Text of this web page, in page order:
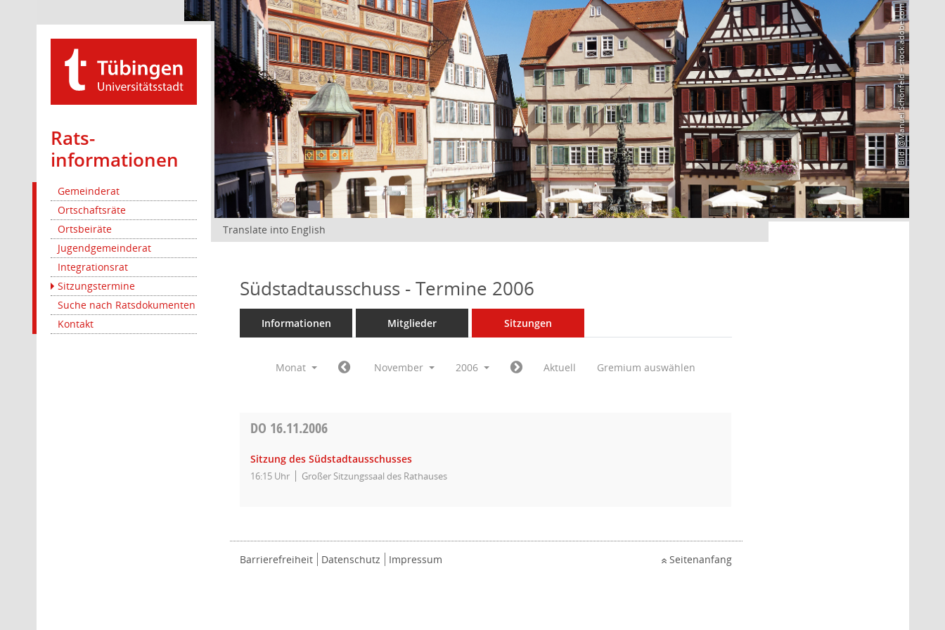
Rats­
informationen
Gemeinderat
Ortschaftsräte
Ortsbeiräte
Jugendgemeinderat
Integrationsrat
Sitzungstermine
Suche nach Ratsdokumenten
Kontakt
Bild: @Manuel Schönfeld – stock.adobe.com
Translate into English
Südstadtausschuss - Termine 2006
Informationen Mitglieder Sitzungen
Monat November 2006 Aktuell Gremium auswählen
DO 16.11.2006
Sitzung des Südstadtausschusses
16:15 Uhr Großer Sitzungssaal des Rathauses
Barrierefreiheit Datenschutz Impressum Seitenanfang